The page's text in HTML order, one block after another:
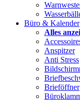
Büro & Kalender
Alles
Anspitzer
Anti Stress
Brieföffner